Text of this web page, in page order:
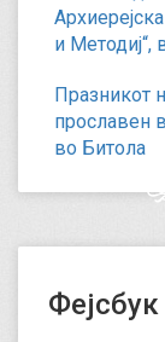
и Методиј“,
Празникот
прославен
во Битола
Фејсбук